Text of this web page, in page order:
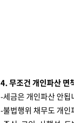
4. 무조건 개인파산 면
-세금은 개인파산 안됩
-불법행위 채무도 개인